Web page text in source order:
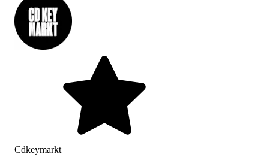
Cdkeymarkt